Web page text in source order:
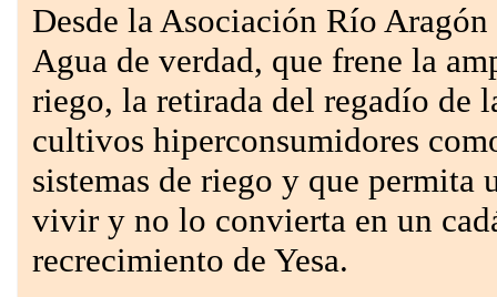
Desde la Asociación Río
Agua de verdad, que frene la
riego, la retirada del regadío de
cultivos hiperconsumidores
sistemas de riego y que
vivir y no lo convierta en un
recrecimiento de Yesa.